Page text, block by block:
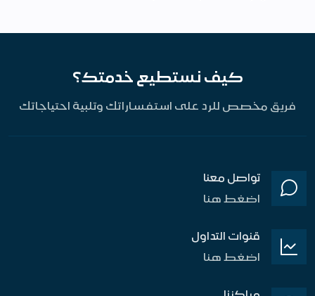
كيف نستطيع خدمتك؟
فريق مخصص للرد على استفساراتك وتلبية احتياجاتك
تواصل معنا
اضغط هنا
قنوات التداول
اضغط هنا